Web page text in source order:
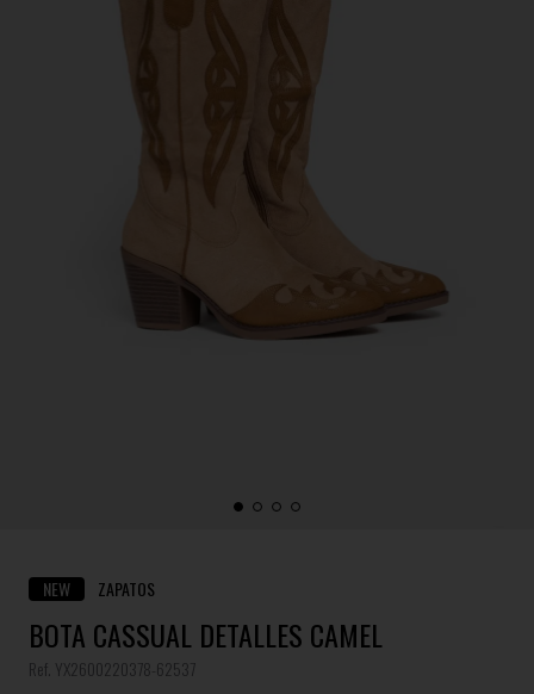
NEW ZAPATOS
BOTA CASSUAL DETALLES CAMEL
Ref. YX2600220378-62537